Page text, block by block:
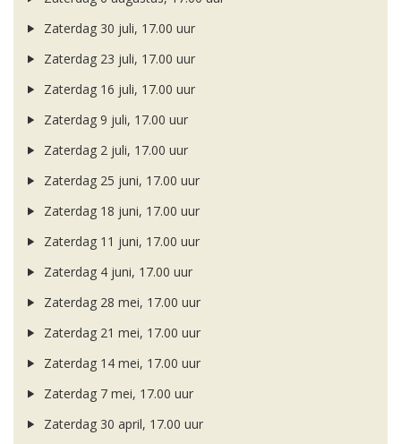
Zaterdag 30 juli, 17.00 uur
Zaterdag 23 juli, 17.00 uur
Zaterdag 16 juli, 17.00 uur
Zaterdag 9 juli, 17.00 uur
Zaterdag 2 juli, 17.00 uur
Zaterdag 25 juni, 17.00 uur
Zaterdag 18 juni, 17.00 uur
Zaterdag 11 juni, 17.00 uur
Zaterdag 4 juni, 17.00 uur
Zaterdag 28 mei, 17.00 uur
Zaterdag 21 mei, 17.00 uur
Zaterdag 14 mei, 17.00 uur
Zaterdag 7 mei, 17.00 uur
Zaterdag 30 april, 17.00 uur